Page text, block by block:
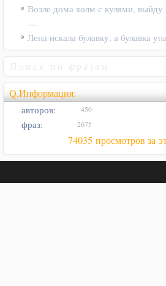
Возле дома холм с кулями, выйду
…
Лена искала булавку, а булавка
Q.Информация:
авторов: 450
фраз: 2675
74035 просмотров за